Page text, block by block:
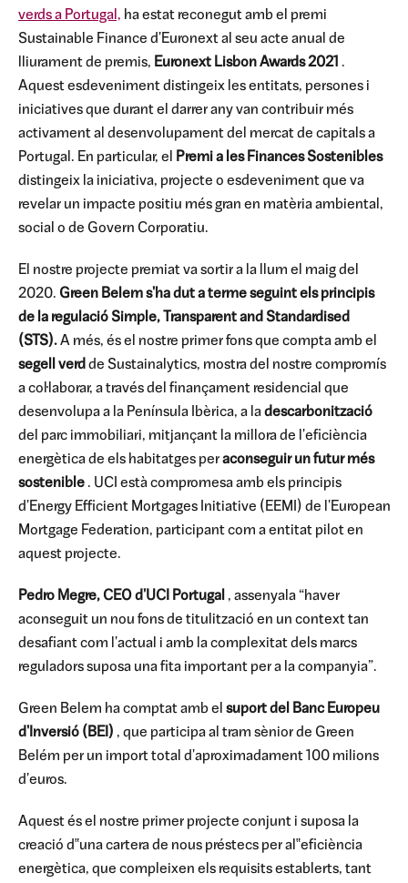
verds a Portugal, ha estat reconegut amb el premi
Sustainable Finance d'Euronext al seu acte anual de
lliurament de premis, Euronext Lisbon Awards 2021 .
Aquest esdeveniment distingeix les entitats, persones i
iniciatives que durant el darrer any van contribuir més
activament al desenvolupament del mercat de capitals a
Portugal. En particular, el
Premi a les Finances Sostenibles
distingeix la iniciativa, projecte o esdeveniment que va
revelar un impacte positiu més gran en matèria ambiental,
social o de Govern Corporatiu.
El nostre projecte premiat va sortir a la llum el maig del
2020. Green Belem s'ha dut a terme seguint els principis
de la regulació Simple, Transparent and Standardised
(STS).A més, és el nostre primer fons que compta amb el
segell verd de Sustainalytics, mostra del nostre compromís
a col·laborar, a través del finançament residencial que
desenvolupa a la Península Ibèrica, a ladescarbonització
del parc immobiliari, mitjançant la millora de l'eficiència
energètica de els habitatges peraconseguir un futur més
sostenible . UCI està compromesa amb els principis
d'Energy Efficient Mortgages Initiative (EEMI) de l'European
Mortgage Federation, participant com a entitat pilot en
aquest projecte.
Pedro Megre, CEO d'UCI Portugal , assenyala “haver
aconseguit un nou fons de titulització en un context tan
desafiant com l'actual i amb la complexitat dels marcs
reguladors suposa una fita important per a la companyia”.
Green Belem ha comptat amb el suport del Banc Europeu
d'Inversió (BEI) , que participa al tram sènior de Green
Belém per un import total d'aproximadament 100 milions
d'euros.
Aquest és el nostre primer projecte conjunt i suposa la
creació d‟una cartera de nous préstecs per al‟eficiència
energètica, que compleixen els requisits establerts, tant